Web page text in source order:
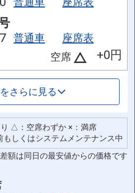
普通車
座席表
空席
+0円
さらに見る
△：空席わずか ×：満席
もしくはシステムメンテナンス中
差額は同日の最安値からの価格です